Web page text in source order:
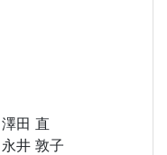
澤田 直
永井 敦子